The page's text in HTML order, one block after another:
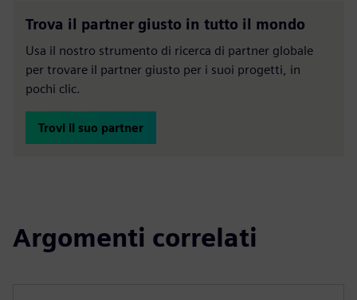
Trova il partner giusto in tutto il mondo
Usa il nostro strumento di ricerca di partner globale
per trovare il partner giusto per i suoi progetti, in
pochi clic.
Trovi il suo partner
Argomenti correlati